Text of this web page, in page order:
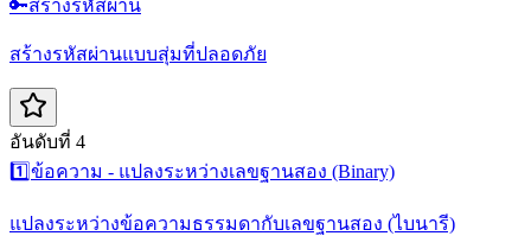
🔑สร้างรหัสผ่าน
สร้างรหัสผ่านแบบสุ่มที่ปลอดภัย
อันดับที่ 4
1️⃣ข้อความ - แปลงระหว่างเลขฐานสอง (Binary)
แปลงระหว่างข้อความธรรมดากับเลขฐานสอง (ไบนารี)